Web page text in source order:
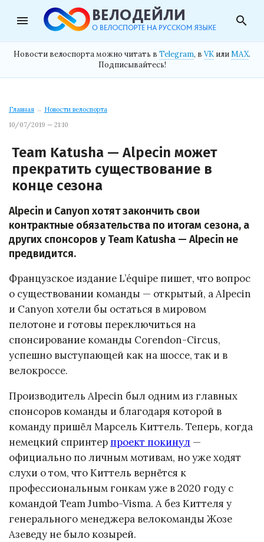
menu search
Новости велоспорта можно читать в Telegram, в VK илиMAX.
Подписывайтесь!
Главная → Новости велоспорта
10/07/2019 — 21:10
Team Katusha — Alpecin может
прекратить существование в
конце сезона
Alpecin и Canyon хотят закончить свои
контрактные обязательства по итогам сезона, а
других спонсоров у Team Katusha — Alpecin не
предвидится.
Французское издание L’équipe пишет, что вопрос
о существовании команды — открытый, а Alpecin
и Canyon хотели бы остаться в мировом
пелотоне и готовы переключиться на
спонсирование команды Corendon-Circus,
успешно выступающей как на шоссе, так и в
велокроссе.
Производитель Alpecin был одним из главных
спонсоров команды и благодаря которой в
команду пришёл Марсель Киттель. Теперь, когда
немецкий спринтер проект покинул —
официально по личным мотивам, но уже ходят
слухи о том, что Киттель вернётся к
профессиональным гонкам уже в 2020 году с
командой Team Jumbo-Visma. А без Киттеля у
генерального менеджера велокоманды Жозе
Азеведу не было козырей.